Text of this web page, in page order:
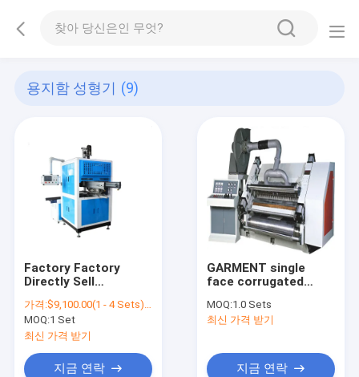
용지함 성형기 (9)
Factory Factory
Directly Sell
Paper Box Setting
Size Forming
Packaging Making
Machine
가격:$9,100.00(1 - 4 Sets) $8,260.00(>=5 Sets)
MOQ:1 Set
최신 가격 받기
지금 연락
GARMENT single
face corrugated
production line
cardboard box
MOQ:1.0 Sets
최신 가격 받기
지금 연락